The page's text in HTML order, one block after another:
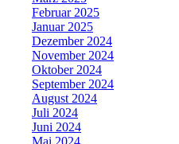
Februar 2025
Januar 2025
Dezember 2024
November 2024
Oktober 2024
September 2024
August 2024
Juli 2024
Juni 2024
Mai 2024